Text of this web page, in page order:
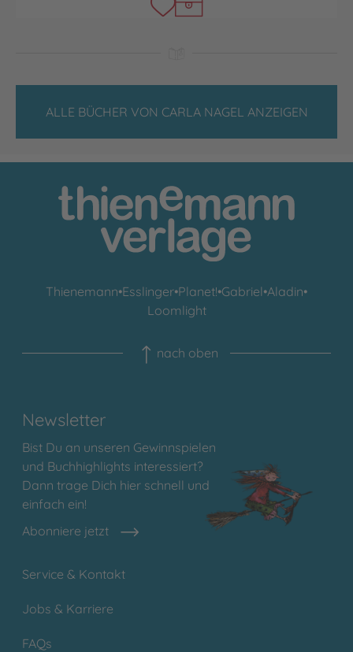
ALLE BÜCHER VON CARLA NAGEL ANZEIGEN
Thienemann•Esslinger•Planet!•Gabriel•Aladin•
Loomlight
nach oben
Newsletter
Bist Du an unseren Gewinnspielen
und Buchhighlights interessiert?
Dann trage Dich hier schnell und
einfach ein!
Abonniere jetzt
Service & Kontakt
Jobs & Karriere
FAQs